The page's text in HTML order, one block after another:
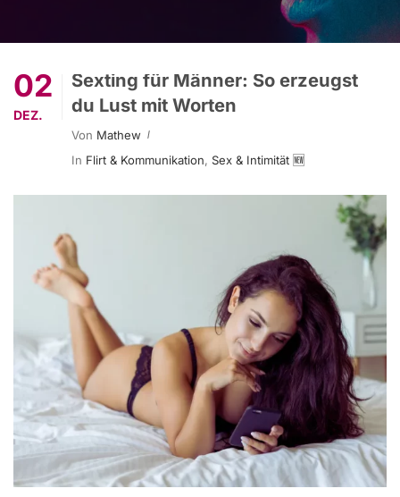
02
DEZ.
Sexting für Männer: So erzeugst
du Lust mit Worten
Von Mathew
In Flirt & Kommunikation, Sex & Intimität 🆕